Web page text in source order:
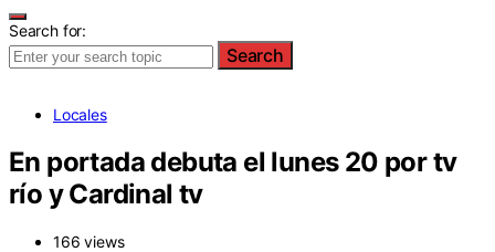
Search for:
Search
Locales
En portada debuta el lunes 20 por tv
río y Cardinal tv
166 views